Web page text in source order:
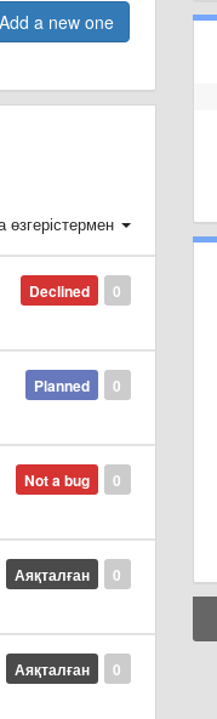
Add a new one
0
Declined
0
Planned
0
Not a bug
0
Аяқталған
0
Аяқталған